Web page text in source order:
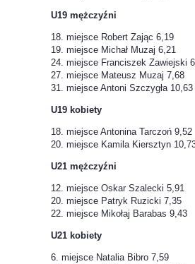
U19 mężczyźni
18. miejsce Robert Zając 6,19
19. miejsce Michał Muzaj 6,21
24. miejsce Franciszek Zawiejski
27. miejsce Mateusz Muzaj 7,68
31. miejsce Antoni Szczygła 10,63
U19 kobiety
18. miejsce Antonina Tarczoń 9,52
20. miejsce Kamila Kiersztyn
U21 mężczyźni
12. miejsce Oskar Szalecki 5,91
20. miejsce Patryk Ruzicki 7,35
22. miejsce Mikołaj Barabas 9,43
U21 kobiety
6. miejsce Natalia Bibro 7,59